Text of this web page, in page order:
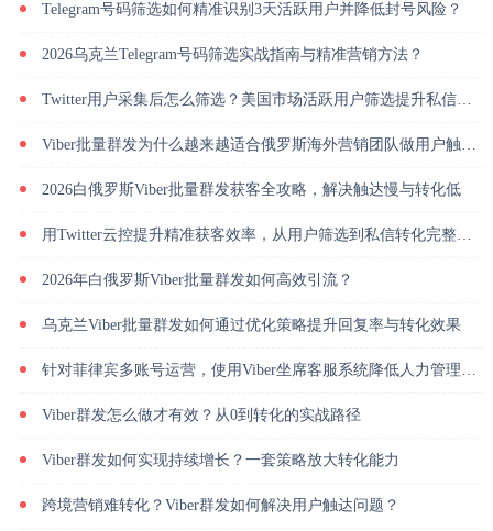
Telegram号码筛选如何精准识别3天活跃用户并降低封号风险？
2026乌克兰Telegram号码筛选实战指南与精准营销方法？
Twitter用户采集后怎么筛选？美国市场活跃用户筛选提升私信回复率
Viber批量群发为什么越来越适合俄罗斯海外营销团队做用户触达？
2026白俄罗斯Viber批量群发获客全攻略，解决触达慢与转化低
用Twitter云控提升精准获客效率，从用户筛选到私信转化完整解析
2026年白俄罗斯Viber批量群发如何高效引流？
乌克兰Viber批量群发如何通过优化策略提升回复率与转化效果
针对菲律宾多账号运营，使用Viber坐席客服系统降低人力管理成本
Viber群发怎么做才有效？从0到转化的实战路径
Viber群发如何实现持续增长？一套策略放大转化能力
跨境营销难转化？Viber群发如何解决用户触达问题？